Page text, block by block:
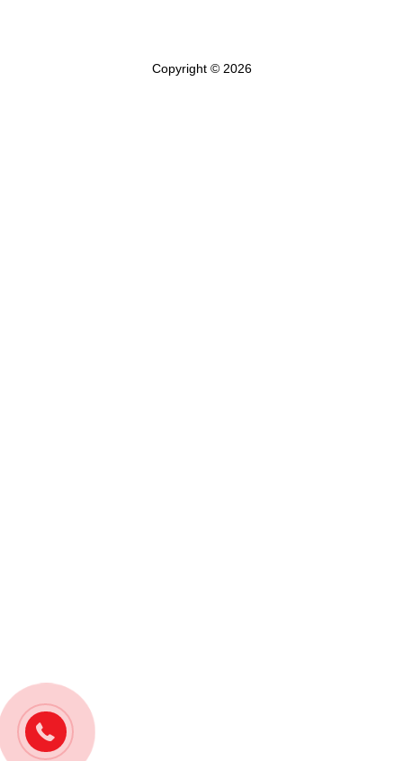
Copyright © 2026